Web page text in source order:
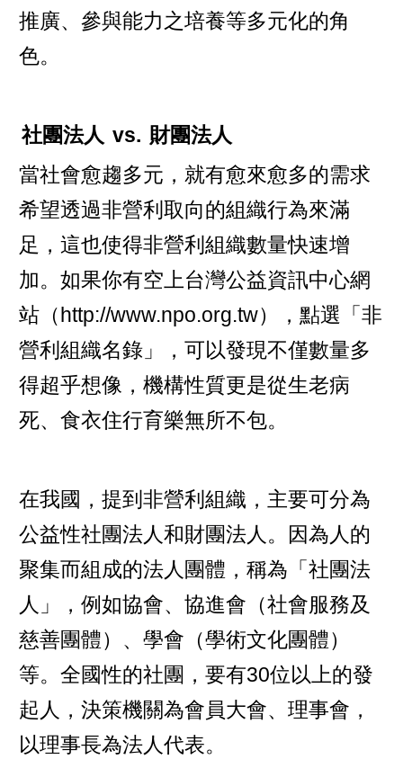
推廣、參與能力之培養等多元化的角
色。
社團法人 vs. 財團法人
當社會愈趨多元，就有愈來愈多的需求
希望透過非營利取向的組織行為來滿
足，這也使得非營利組織數量快速增
加。如果你有空上台灣公益資訊中心網
站（http://www.npo.org.tw），點選「非
營利組織名錄」，可以發現不僅數量多
得超乎想像，機構性質更是從生老病
死、食衣住行育樂無所不包。
在我國，提到非營利組織，主要可分為
公益性社團法人和財團法人 。因為人的
聚集而組成的法人團體，稱為「社團法
人」，例如協會、協進會（社會服務及
慈善團體）、 學會 （學術文化團體）
等。全國性的社團，要有30位以上的發
起人，決策機關為會員大會、理事會，
以理事長為法人代表。